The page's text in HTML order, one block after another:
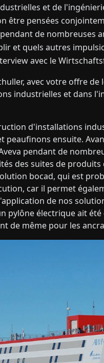
et de
être pensées
de nombreuses
et quels autres
avec le
avec votre offre de
industrielles et dans
d'installations
ensuite.
pendant de
des suites de
bocad, qui est
car il permet
de nos
pylône électrique ait
de même pour les